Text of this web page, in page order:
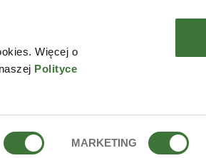
Więcej o
Polityce
MARKETING